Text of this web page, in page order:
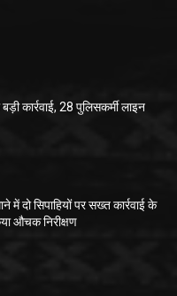
कार्रवाई, 28 पुलिसकर्मी लाइन
में दो सिपाहियों पर सख्त कार्रवाई के
औचक निरीक्षण